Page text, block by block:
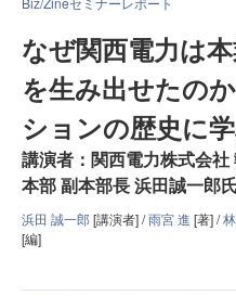
なぜ関西電力は
を生み出せたの
ションの歴史に
講演者：関西電力株式会
本部 副本部長 浜田誠一郎氏
浜田 誠一郎[講演者] /雨宮 進 [著] /
[編]